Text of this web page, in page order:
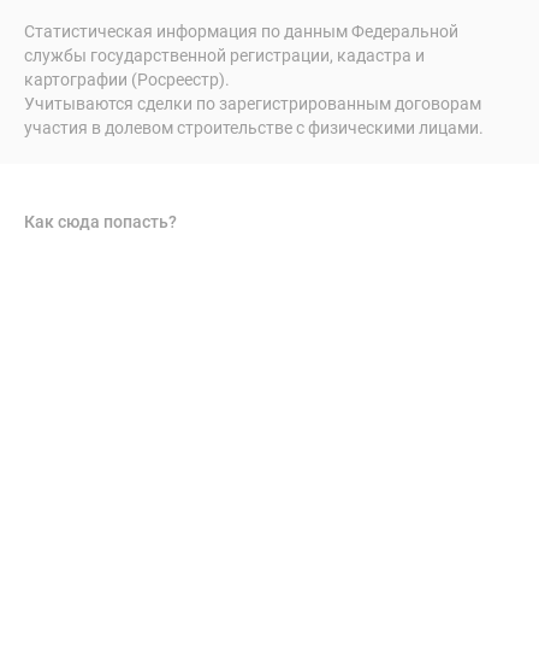
Статистическая информация по данным Федеральной
службы государственной регистрации, кадастра и
картографии (Росреестр).
Учитываются сделки по зарегистрированным договорам
участия в долевом строительстве с физическими лицами.
Как сюда попасть?